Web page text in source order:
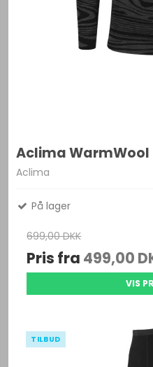
Aclima WarmWool
Aclima
På lager
699,00 DKK
Pris fra 499,00
VIS
TILBUD